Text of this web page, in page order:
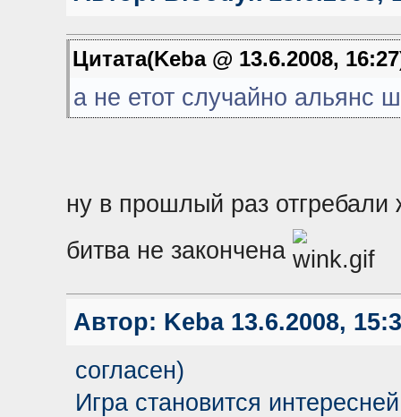
Цитата(Keba @ 13.6.2008,
а не етот случайно альянс
ну в прошлый раз отгребали
битва не закончена
Автор: Keba13.6.2008,
согласен)
Игра становится